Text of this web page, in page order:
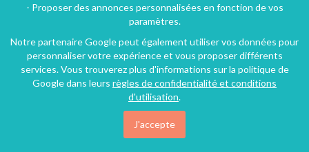
- Proposer des annonces personnalisées en fonction de vos
paramètres.
Notre partenaire Google peut également utiliser vos données pour
personnaliser votre expérience et vous proposer différents
services. Vous trouverez plus d'informations sur la politique de
Google dans leurs règles de confidentialité et conditions
d'utilisation.
J'accepte